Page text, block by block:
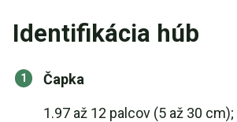
Identifikácia húb
Čapka
1.97 až 12 palcov (5 až 30